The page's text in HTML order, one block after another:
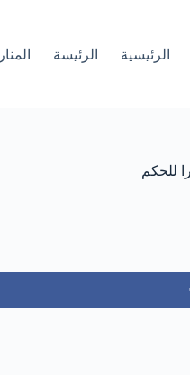
الرئيسية الرئیسة
للحكم